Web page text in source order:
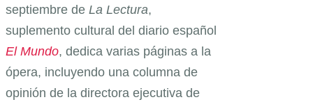
septiembre de La Lectura,
suplemento cultural del diario español
El Mundo, dedica varias páginas a la
ópera, incluyendo una columna de
opinión de la directora ejecutiva de